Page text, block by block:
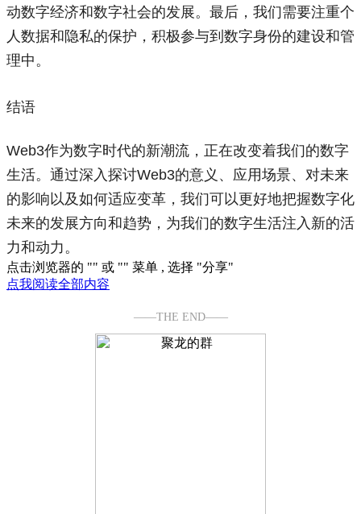
动数字经济和数字社会的发展。最后，我们需要注重个
人数据和隐私的保护，积极参与到数字身份的建设和管
理中。
结语
Web3作为数字时代的新潮流，正在改变着我们的数字
生活。通过深入探讨Web3的意义、应用场景、对未来
的影响以及如何适应变革，我们可以更好地把握数字化
未来的发展方向和趋势，为我们的数字生活注入新的活
力和动力。
点击浏览器的 "" 或 "" 菜单 , 选择 "分享"
点我阅读全部内容
——THE END——